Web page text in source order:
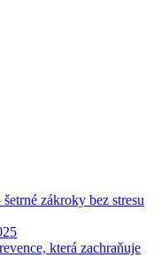
zákroky bez stresu
která zachraňuje